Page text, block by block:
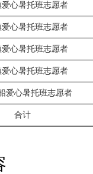
心暑托班志愿者
爱心暑托班志愿者
心暑托班志愿者
爱心暑托班志愿者
爱心暑托班志愿者
合计